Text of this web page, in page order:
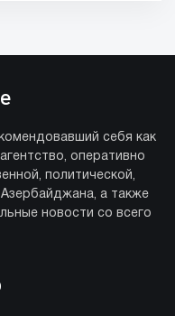
себя как
оперативно
политической,
а также
новости со всего